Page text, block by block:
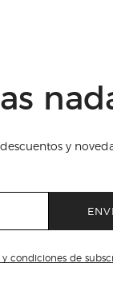
y
condiciones de